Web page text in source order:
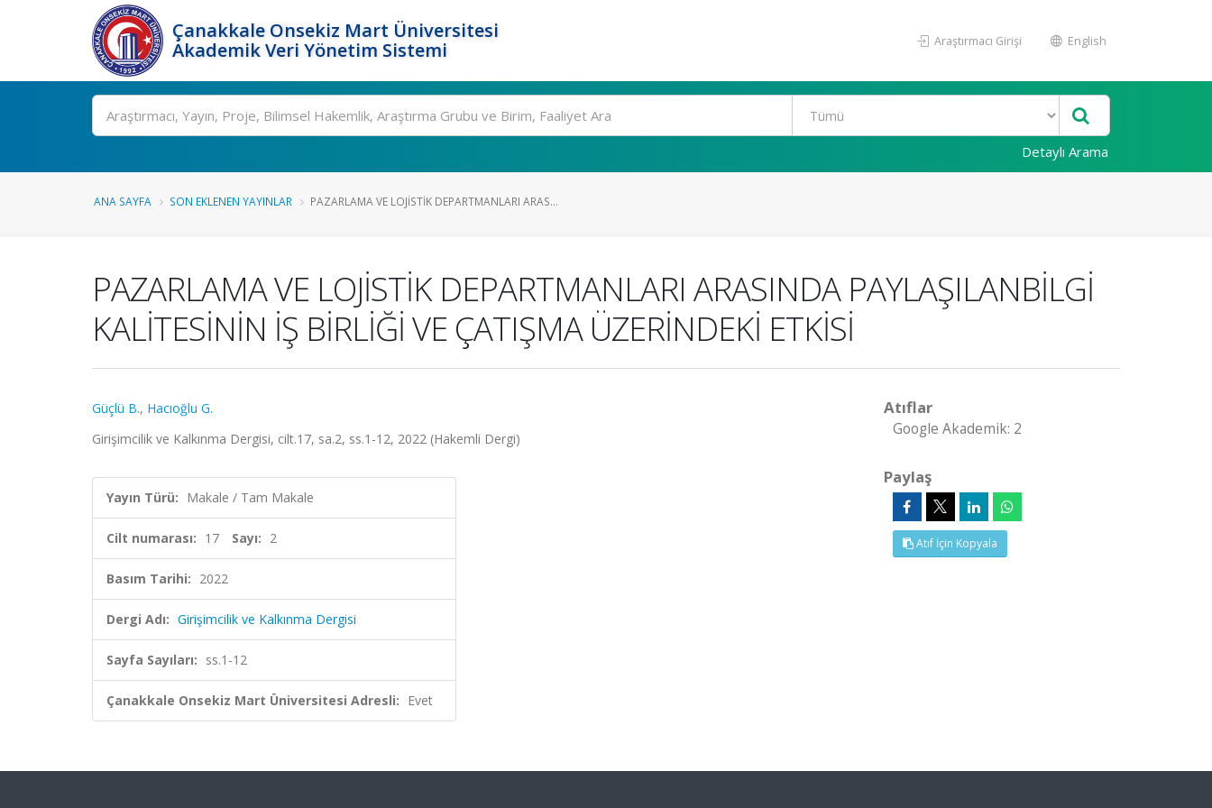
Çanakkale Onsekiz Mart Üniversitesi
Akademik Veri Yönetim Sistemi
Araştırmacı Girişi English
Ara
Detaylı Arama
ANA SAYFA SON EKLENEN YAYINLAR PAZARLAMA VE LOJİSTİK DEPARTMANLARI ARAS...
PAZARLAMA VE LOJİSTİK DEPARTMANLARI ARASINDA PAYLAŞILANBİLGİ
KALİTESİNİN İŞ BİRLİĞİ VE ÇATIŞMA ÜZERİNDEKİ ETKİSİ
Güçlü B., Hacıoğlu G.
Girişimcilik ve Kalkınma Dergisi, cilt.17, sa.2, ss.1-12, 2022 (Hakemli Dergi)
Yayın Türü: Makale / Tam Makale
Cilt numarası: 17 Sayı: 2
Basım Tarihi: 2022
Dergi Adı: Girişimcilik ve Kalkınma Dergisi
Sayfa Sayıları: ss.1-12
Çanakkale Onsekiz Mart Üniversitesi Adresli: Evet
Atıflar
Google Akademik: 2
Paylaş
Atıf İçin Kopyala